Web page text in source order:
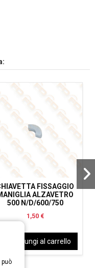
FISSAGGIO
ALZAVETRO
500 N/D/600/750
1,50 €
Aggiungi al carrello